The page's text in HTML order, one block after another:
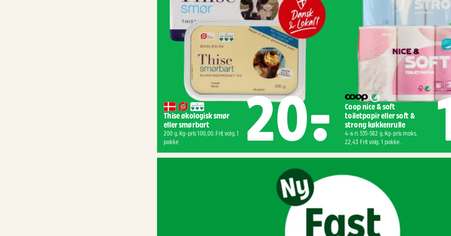
Thise økologisk smør
eller smørbart
200 g. Kg-pris 100,00. Frit valg. 1
pakke
20,-
Coop nice & soft
toiletpapir eller soft &
strong køkkenrulle
4-6 rl. 535-582 g. Kg-pris maks.
22,43. Frit valg. 1 pakke.